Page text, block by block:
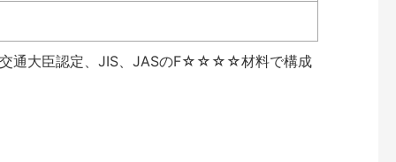
交通大臣認定、JIS、JASのF☆☆☆☆材料で構成